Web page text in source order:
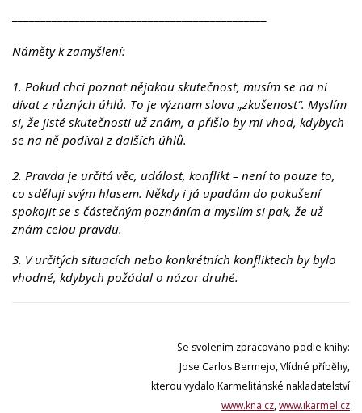
Náměty k zamyšlení:
1. Pokud chci poznat nějakou skutečnost, musím se na ni
dívat z různých úhlů. To je význam slova „zkušenost“. Myslím
si, že jisté skutečnosti už znám, a přišlo by mi vhod, kdybych
se na ně podíval z dalších úhlů.
2. Pravda je určitá věc, událost, konflikt – není to pouze to,
co sděluji svým hlasem. Někdy i já upadám do pokušení
spokojit se s částečným poznáním a myslím si pak, že už
znám celou pravdu.
3. V určitých situacích nebo konkrétních konfliktech by bylo
vhodné, kdybych požádal o názor druhé.
Se svolením zpracováno podle knihy:
Jose Carlos Bermejo, Vlídné příběhy,
kterou vydalo Karmelitánské nakladatelství
www.kna.cz,www.ikarmel.cz